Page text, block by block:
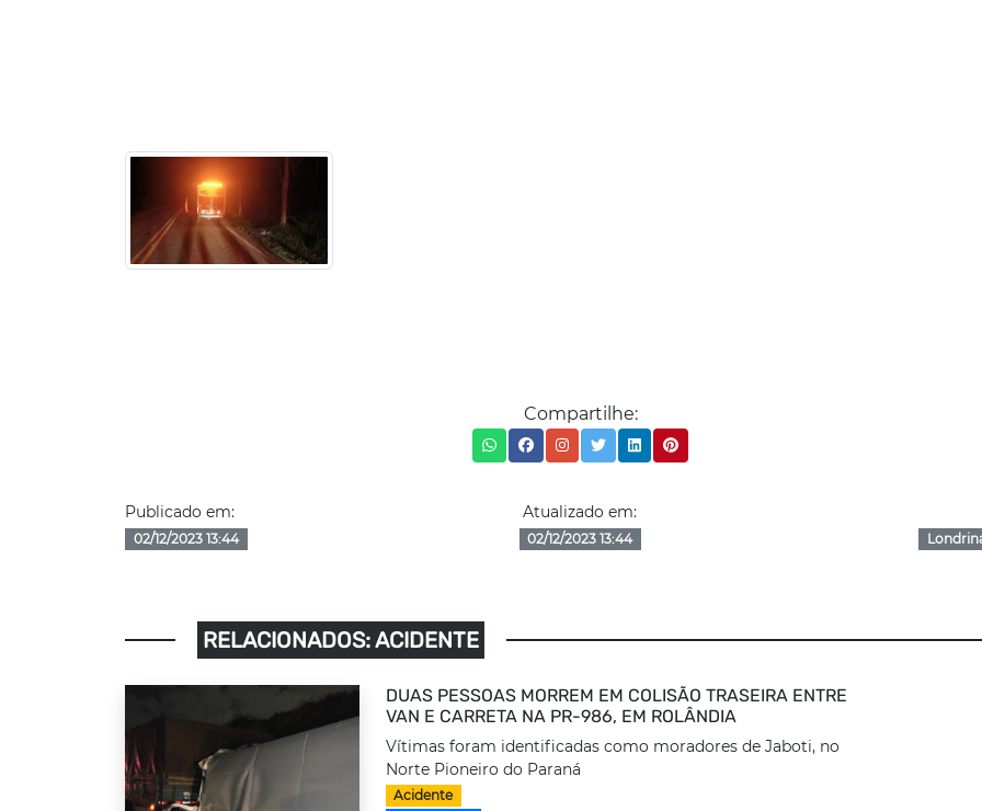
Compartilhe:
Publicado em:
02/12/2023 13:44
Atualizado em:
02/12/2023 13:44
RELACIONADOS: ACIDENTE
DUAS PESSOAS MORREM EM COLISÃO TRASEIRA ENTRE
VAN E CARRETA NA PR-986, EM ROLÂNDIA
Vítimas foram identificadas como moradores de Jaboti, no
Norte Pioneiro do Paraná
Acidente